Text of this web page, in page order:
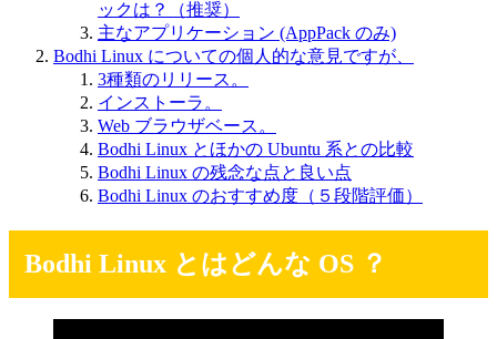
ックは？（推奨）
主なアプリケーション (AppPack のみ)
Bodhi Linux についての個人的な意見ですが、
3種類のリリース。
インストーラ。
Web ブラウザベース。
Bodhi Linux とほかの Ubuntu 系との比較
Bodhi Linux の残念な点と良い点
Bodhi Linux のおすすめ度（５段階評価）
Bodhi Linux とはどんな OS ？